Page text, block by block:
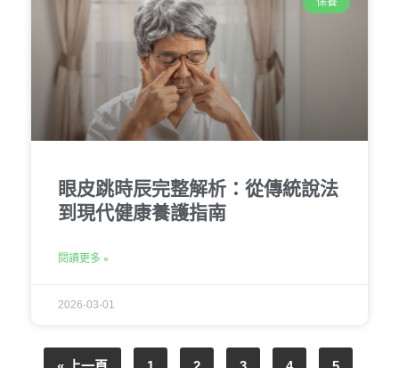
眼皮跳時辰完整解析：從傳統說法
到現代健康養護指南
閱讀更多 »
2026-03-01